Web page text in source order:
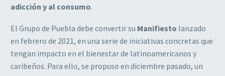
adicción y al consumo.
El Grupo de Puebla debe convertir su Manifiesto lanzado
en febrero de 2021, en una serie de iniciativas concretas que
tengan impacto en el bienestar de latinoamericanos y
caribeños. Para ello, se propuso en diciembre pasado, un